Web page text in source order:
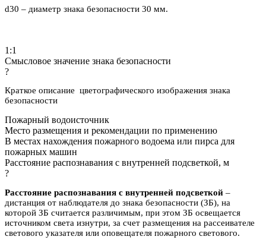
d30 – диаметр знака безопасности 30 мм.
1:1
Смысловое значение знака безопасности
?
Краткое описание цветографического изображения знака
безопасности
Пожарный водоисточник
Место размещения и рекомендации по применению
В местах нахождения пожарного водоема или пирса для
пожарных машин
Расстояние распознавания с внутренней подсветкой, м
?
Расстояние распознавания с внутренней подсветкой –
дистанция от наблюдателя до знака безопасности (ЗБ), на
которой ЗБ считается различимым, при этом ЗБ освещается
источником света изнутри, за счет размещения на рассеивателе
светового указателя или оповещателя пожарного светового.